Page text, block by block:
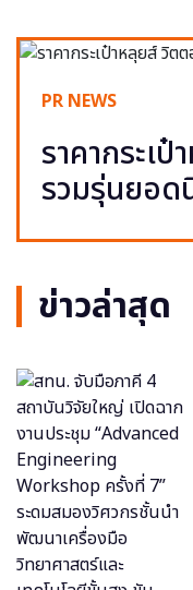
PR NEWS
ราคากระเ
รวมรุ่นยอด
ข่าวล่าสุด